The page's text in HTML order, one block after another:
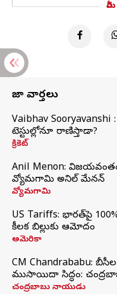
తాజా వార్తలు
Vaibhav
టెస్టుల్లోనూ రాణిస్తాడా?
క్రికెట్
Anil Menon:
వ్యోమగామి అనిల్‌ మేనన్
వ్యోమగామి
US Tariffs: భారత్‌పై
కీలక బిల్లుకు ఆమోదం
అమెరికా
CM Chandrababu: బీసీల
ముసాయిదా సిద్ధం:
చంద్రబాబు నాయుడు